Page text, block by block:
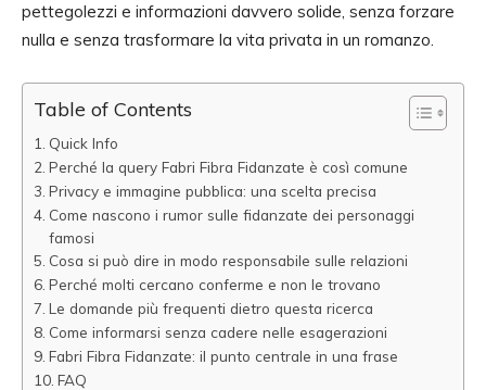
pettegolezzi e informazioni davvero solide, senza forzare
nulla e senza trasformare la vita privata in un romanzo.
Table of Contents
Quick Info
Perché la query Fabri Fibra Fidanzate è così comune
Privacy e immagine pubblica: una scelta precisa
Come nascono i rumor sulle fidanzate dei personaggi
famosi
Cosa si può dire in modo responsabile sulle relazioni
Perché molti cercano conferme e non le trovano
Le domande più frequenti dietro questa ricerca
Come informarsi senza cadere nelle esagerazioni
Fabri Fibra Fidanzate: il punto centrale in una frase
FAQ